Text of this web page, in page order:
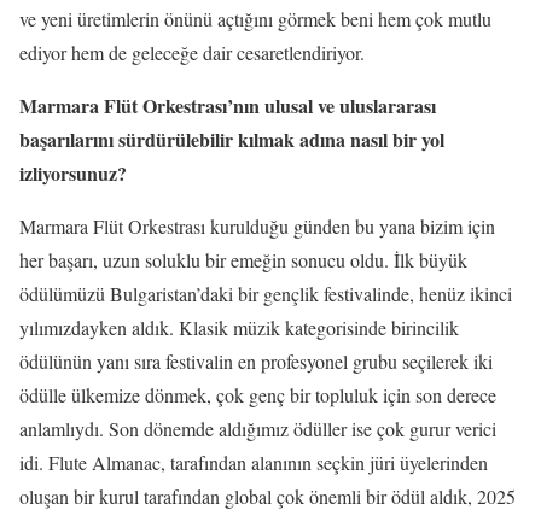
ve yeni üretimlerin önünü açtığını görmek beni hem çok mutlu
ediyor hem de geleceğe dair cesaretlendiriyor.
Marmara Flüt Orkestrası’nın ulusal ve uluslararası
başarılarını sürdürülebilir kılmak adına nasıl bir yol
izliyorsunuz?
Marmara Flüt Orkestrası kurulduğu günden bu yana bizim için
her başarı, uzun soluklu bir emeğin sonucu oldu. İlk büyük
ödülümüzü Bulgaristan’daki bir gençlik festivalinde, henüz ikinci
yılımızdayken aldık. Klasik müzik kategorisinde birincilik
ödülünün yanı sıra festivalin en profesyonel grubu seçilerek iki
ödülle ülkemize dönmek, çok genç bir topluluk için son derece
anlamlıydı. Son dönemde aldığımız ödüller ise çok gurur verici
idi. Flute Almanac, tarafından alanının seçkin jüri üyelerinden
oluşan bir kurul tarafından global çok önemli bir ödül aldık, 2025